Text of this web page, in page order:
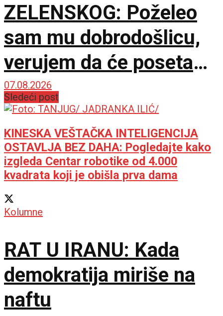
ZELENSKOG: Poželeo
sam mu dobrodošlicu,
verujem da će poseta
doprineti razvoju
odnosa
07.08.2026
Sledeći post
KINESKA VEŠTAČKA INTELIGENCIJA
OSTAVLJA BEZ DAHA: Pogledajte kako
izgleda Centar robotike od 4.000
kvadrata koji je obišla prva dama
Kolumne
RAT U IRANU: Kada
demokratija miriše na
naftu